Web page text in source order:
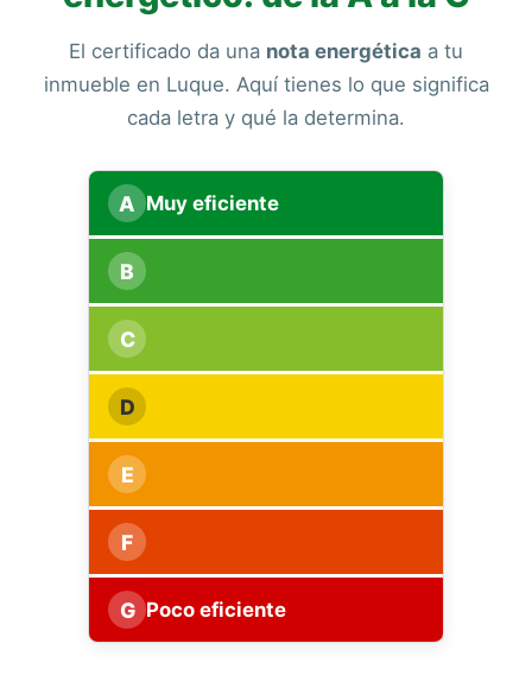
El certificado da una nota energética a tu
inmueble en Luque. Aquí tienes lo que significa
cada letra y qué la determina.
A Muy eficiente
B
C
D
E
F
G Poco eficiente